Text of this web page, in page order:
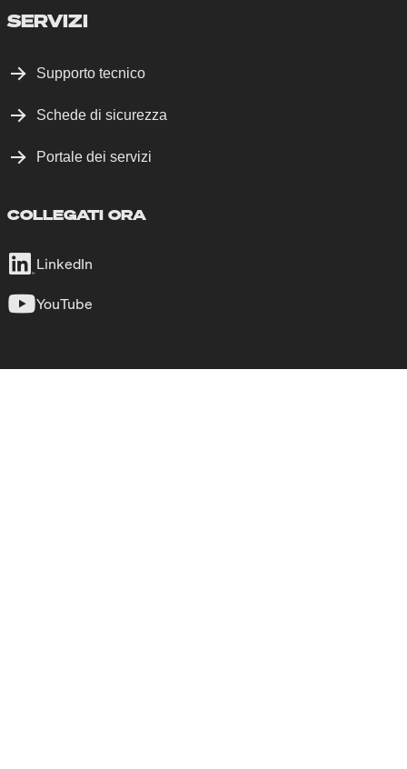
SERVIZI
Supporto tecnico
Schede di sicurezza
Portale dei servizi
COLLEGATI ORA
LinkedIn
YouTube